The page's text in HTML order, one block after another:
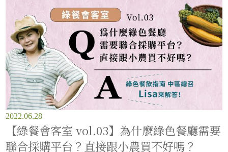
2022.06.28
【綠餐會客室 vol.03】為什麼綠色餐廳需要
聯合採購平台？直接跟小農買不好嗎？